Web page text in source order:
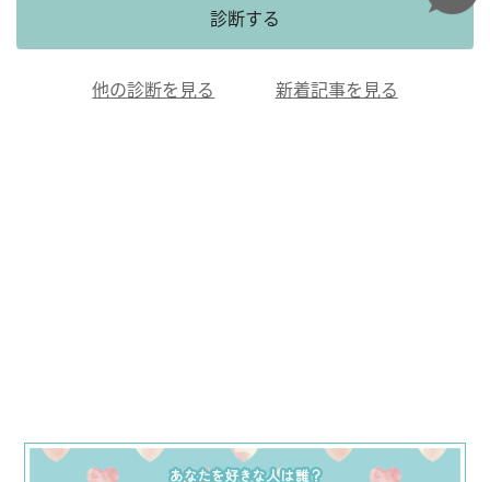
診断する
他の診断を見る 新着記事を見る